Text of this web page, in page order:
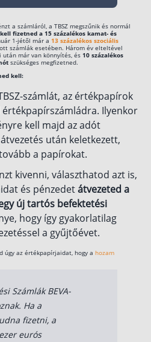
a számláról, a TBSZ megszűnik és normál
fizetned a 15 százalékos kamat- és
1-jétől már a 13 százalékos szociális
számlák esetében. Három év elteltével
már van könnyítés, és 10 százalékos
szükséges megfizetned.
kell:
számlát, az értékpapírok
Ilyenkor
kell majd az adót
után keletkezett,
a papírokat.
kivenni, választhatod azt is,
és pénzedetátvezeted a
új tartós befektetési
hogy így gyakorlatilag
a gyűjtőévet.
úgy az értékpapírjaidat, hogy a hozam
Számlák BEVA-
Ha a
fizetni, a
eurós